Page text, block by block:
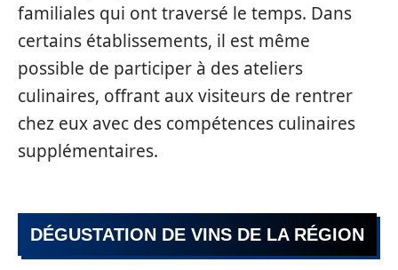
familiales qui ont traversé le temps. Dans
certains établissements, il est même
possible de participer à des ateliers
culinaires, offrant aux visiteurs de rentrer
chez eux avec des compétences culinaires
supplémentaires.
DÉGUSTATION DE VINS DE LA RÉGION